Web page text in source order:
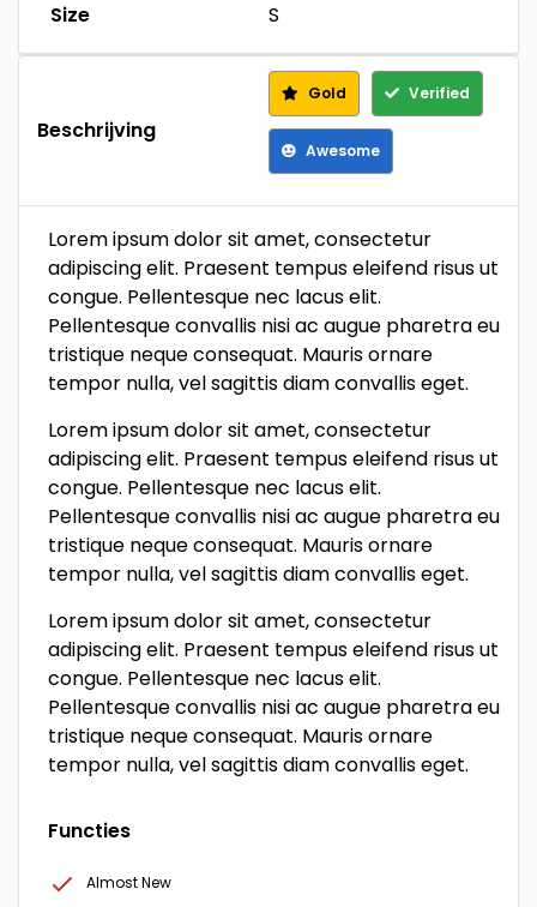
Size
S
Beschrijving
Gold Verified
Awesome
Lorem ipsum dolor sit amet, consectetur
adipiscing elit. Praesent tempus eleifend risus ut
congue. Pellentesque nec lacus elit.
Pellentesque convallis nisi ac augue pharetra eu
tristique neque consequat. Mauris ornare
tempor nulla, vel sagittis diam convallis eget.
Lorem ipsum dolor sit amet, consectetur
adipiscing elit. Praesent tempus eleifend risus ut
congue. Pellentesque nec lacus elit.
Pellentesque convallis nisi ac augue pharetra eu
tristique neque consequat. Mauris ornare
tempor nulla, vel sagittis diam convallis eget.
Lorem ipsum dolor sit amet, consectetur
adipiscing elit. Praesent tempus eleifend risus ut
congue. Pellentesque nec lacus elit.
Pellentesque convallis nisi ac augue pharetra eu
tristique neque consequat. Mauris ornare
tempor nulla, vel sagittis diam convallis eget.
Functies
Almost New